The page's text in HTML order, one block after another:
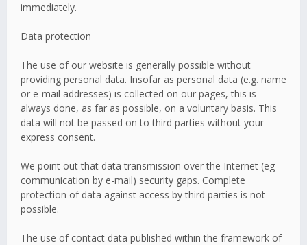
immediately.
Data protection
The use of our website is generally possible without
providing personal data. Insofar as personal data (e.g. name
or e-mail addresses) is collected on our pages, this is
always done, as far as possible, on a voluntary basis. This
data will not be passed on to third parties without your
express consent.
We point out that data transmission over the Internet (eg
communication by e-mail) security gaps. Complete
protection of data against access by third parties is not
possible.
The use of contact data published within the framework of